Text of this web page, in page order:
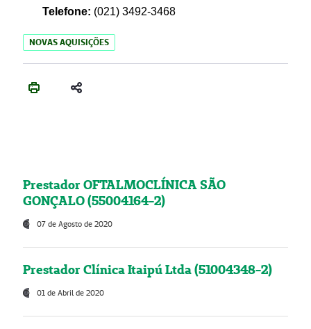
Telefone: (021) 3492-3468
NOVAS AQUISIÇÕES
Prestador OFTALMOCLÍNICA SÃO
GONÇALO (55004164-2)
07 de Agosto de 2020
Prestador Clínica Itaipú Ltda (51004348-2)
01 de Abril de 2020